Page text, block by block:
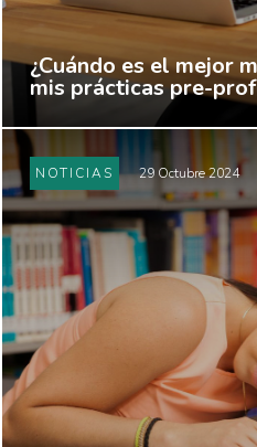
¿Cuándo es el mejor
mis prácticas pre-
NOTICIAS 29 Octubre 2024